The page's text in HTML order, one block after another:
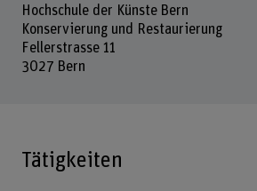
Hochschule der Künste Bern
Konservierung und Restaurierung
Fellerstrasse 11
3027 Bern
Tätigkeiten